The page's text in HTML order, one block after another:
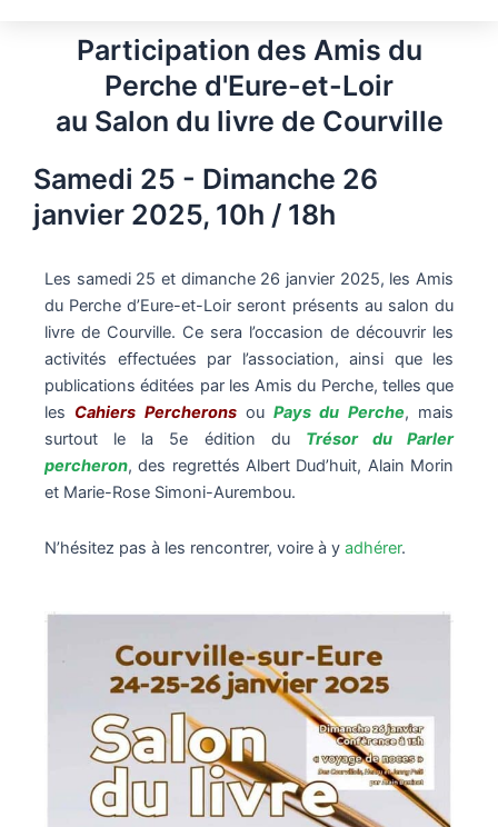
Participation des Amis du
Perche d'Eure-et-Loir
au Salon du livre de Courville
Samedi 25 - Dimanche 26
janvier 2025, 10h / 18h
Les samedi 25 et dimanche 26 janvier 2025, les Amis
du Perche d’Eure-et-Loir seront présents au salon du
livre de Courville. Ce sera l’occasion de découvrir les
activités effectuées par l’association, ainsi que les
publications éditées par les Amis du Perche, telles que
les Cahiers PercheronsouPays du Perche, mais
surtout le la 5e édition du Trésor du Parler
percheron, des regrettés Albert Dud’huit, Alain Morin
et Marie-Rose Simoni-Aurembou.
N’hésitez pas à les rencontrer, voire à y adhérer.